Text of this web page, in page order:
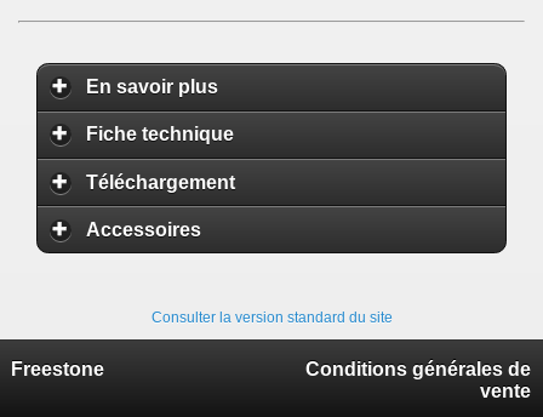
En savoir plus
Fiche technique
Téléchargement
Accessoires
Consulter la version standard du site
Freestone
Conditions générales de
vente